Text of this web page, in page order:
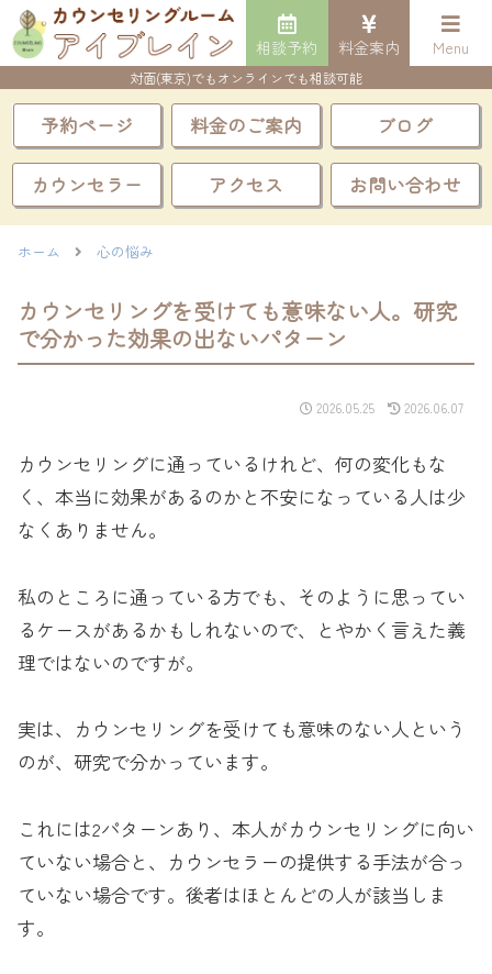
対面(東京)でもオンラインでも相談可能
予約ページ 料金のご案内 ブログ
カウンセラー アクセス お問い合わせ
ホーム 心の悩み
カウンセリングを受けても意味ない人。研究
で分かった効果の出ないパターン
2026.05.25 2026.06.07
カウンセリングに通っているけれど、何の変化もな
く、本当に効果があるのかと不安になっている人は少
なくありません。
私のところに通っている方でも、そのように思ってい
るケースがあるかもしれないので、とやかく言えた義
理ではないのですが。
実は、カウンセリングを受けても意味のない人という
のが、研究で分かっています。
これには2パターンあり、本人がカウンセリングに向い
ていない場合と、カウンセラーの提供する手法が合っ
ていない場合です。後者はほとんどの人が該当しま
す。
相談予約 料金案内 Menu